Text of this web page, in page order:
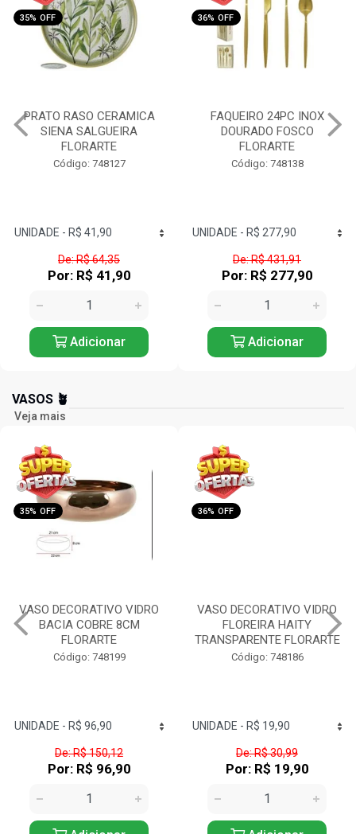
35% OFF
PRATO RASO CERAMICA
SIENA SALGUEIRA
FLORARTE
Código: 748127
De: R$ 64,35
Por: R$ 41,90
Adicionar
36% OFF
FAQUEIRO 24PC INOX
DOURADO FOSCO
FLORARTE
Código: 748138
De: R$ 431,91
Por: R$ 277,90
Adicionar
VASOS 🪴
Veja mais
35% OFF
VASO DECORATIVO VIDRO
BACIA COBRE 8CM
FLORARTE
Código: 748199
De: R$ 150,12
Por: R$ 96,90
36% OFF
VASO DECORATIVO VIDRO
FLOREIRA HAITY
TRANSPARENTE FLORARTE
Código: 748186
De: R$ 30,99
Por: R$ 19,90